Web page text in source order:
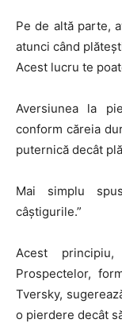
Pe de altă parte,
atunci când
Acest lucru te
Aversiunea la
conform căreia
puternică decât
Mai simplu
câștigurile.”
Acest
Prospectelor,
Tversky,
o pierdere decât